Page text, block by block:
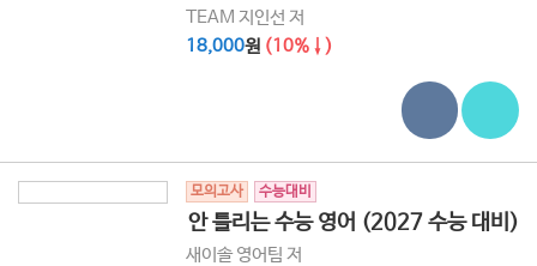
TEAM 지인선 저
18,000원 (10%↓)
모의고사 수능대비
안 틀리는 수능 영어 (2027 수능 대비)
새이솔 영어팀 저